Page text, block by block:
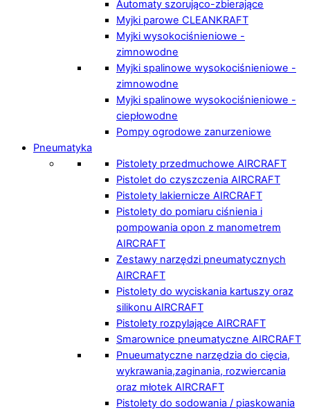
Automaty szorująco-zbierające
Myjki parowe CLEANKRAFT
Myjki wysokociśnieniowe -
zimnowodne
Myjki spalinowe wysokociśnieniowe -
zimnowodne
Myjki spalinowe wysokociśnieniowe -
ciepłowodne
Pompy ogrodowe zanurzeniowe
Pneumatyka
Pistolety przedmuchowe AIRCRAFT
Pistolet do czyszczenia AIRCRAFT
Pistolety lakiernicze AIRCRAFT
Pistolety do pomiaru ciśnienia i
pompowania opon z manometrem
AIRCRAFT
Zestawy narzędzi pneumatycznych
AIRCRAFT
Pistolety do wyciskania kartuszy oraz
silikonu AIRCRAFT
Pistolety rozpylające AIRCRAFT
Smarownice pneumatyczne AIRCRAFT
Pnueumatyczne narzędzia do cięcia,
wykrawania,zaginania, rozwiercania
oraz młotek AIRCRAFT
Pistolety do sodowania / piaskowania